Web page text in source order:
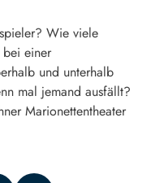
Wie viele
einer
und unterhalb
mal jemand ausfällt?
Marionettentheater